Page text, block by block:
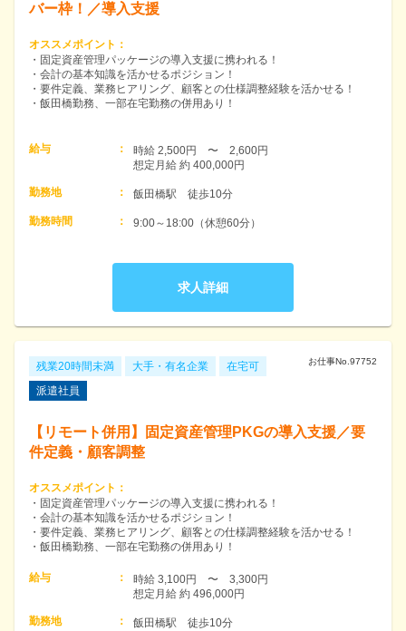
バー枠！／導入支援
オススメポイント ：
・固定資産管理パッケージの導入支援に携われる！
・会計の基本知識を活かせるポジション！
・要件定義、業務ヒアリング、顧客との仕様調整経験を活かせる！
・飯田橋勤務、一部在宅勤務の併用あり！
給与 ：
時給 2,500円　〜　2,600円
想定月給 約 400,000円
勤務地 ： 飯田橋駅　徒歩10分
勤務時間 ： 9:00～18:00（休憩60分）
求人詳細
残業20時間未満 大手・有名企業 在宅可 お仕事No. 97752
派遣社員
【リモート併用】固定資産管理PKGの導入支援／要
件定義・顧客調整
オススメポイント ：
・固定資産管理パッケージの導入支援に携われる！
・会計の基本知識を活かせるポジション！
・要件定義、業務ヒアリング、顧客との仕様調整経験を活かせる！
・飯田橋勤務、一部在宅勤務の併用あり！
給与 ：
時給 3,100円　〜　3,300円
想定月給 約 496,000円
勤務地 ： 飯田橋駅　徒歩10分